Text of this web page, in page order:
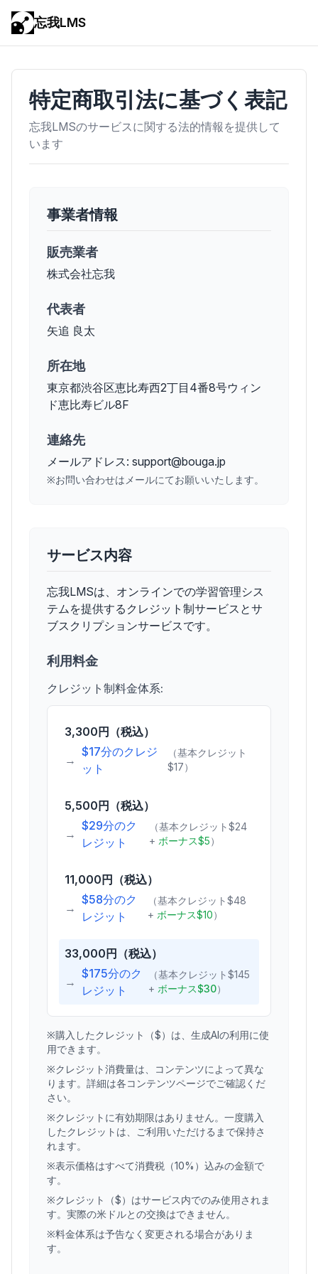
忘我LMS
特定商取引法に基づく表記
忘我LMSのサービスに関する法的情報を提供して
います
事業者情報
販売業者
株式会社忘我
代表者
矢追 良太
所在地
東京都渋谷区恵比寿西2丁目4番8号ウィン
ド恵比寿ビル8F
連絡先
メールアドレス: support@bouga.jp
※お問い合わせはメールにてお願いいたします。
サービス内容
忘我LMSは、オンラインでの学習管理シス
テムを提供するクレジット制サービスとサ
ブスクリプションサービスです。
利用料金
クレジット制料金体系:
3,300円（税込）
→
$17分のクレジ
ット
（基本クレジット
$17）
5,500円（税込）
→
$29分のク
レジット
（基本クレジット$24
+ ボーナス$5）
11,000円（税込）
→
$58分のク
レジット
（基本クレジット$48
+ ボーナス$10）
33,000円（税込）
→
$175分のク
レジット
（基本クレジット$145
+ ボーナス$30）
※購入したクレジット（$）は、生成AIの利用に使
用できます。
※クレジット消費量は、コンテンツによって異な
ります。詳細は各コンテンツページでご確認くだ
さい。
※クレジットに有効期限はありません。一度購入
したクレジットは、ご利用いただけるまで保持さ
れます。
※表示価格はすべて消費税（10%）込みの金額で
す。
※クレジット（$）はサービス内でのみ使用されま
す。実際の米ドルとの交換はできません。
※料金体系は予告なく変更される場合がありま
す。